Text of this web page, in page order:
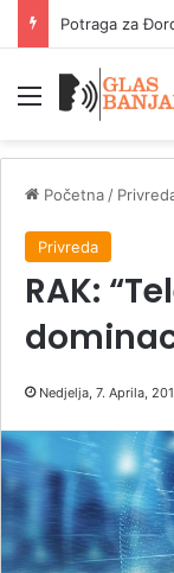
Ninković: Za
Meni
Početna /
Privreda
RAK:
Nedjelja, 7. Aprila,